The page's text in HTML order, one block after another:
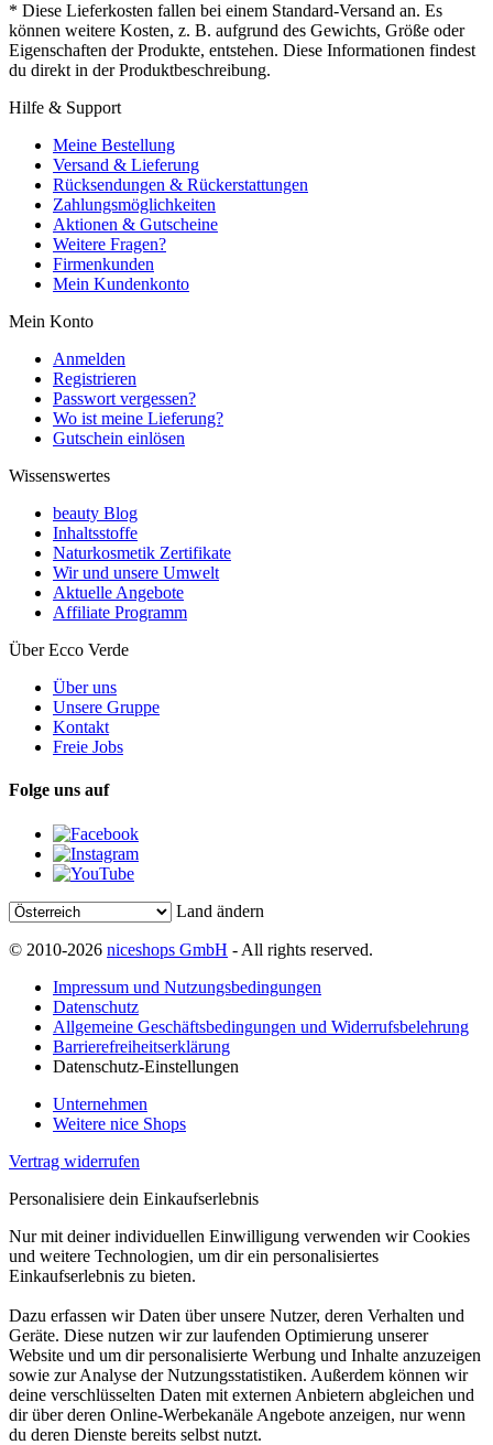
* Diese Lieferkosten fallen bei einem Standard-Versand an. Es
können weitere Kosten, z. B. aufgrund des Gewichts, Größe oder
Eigenschaften der Produkte, entstehen. Diese Informationen findest
du direkt in der Produktbeschreibung.
Hilfe & Support
Meine Bestellung
Versand & Lieferung
Rücksendungen & Rückerstattungen
Zahlungsmöglichkeiten
Aktionen & Gutscheine
Weitere Fragen?
Firmenkunden
Mein Kundenkonto
Mein Konto
Anmelden
Registrieren
Passwort vergessen?
Wo ist meine Lieferung?
Gutschein einlösen
Wissenswertes
beauty Blog
Inhaltsstoffe
Naturkosmetik Zertifikate
Wir und unsere Umwelt
Aktuelle Angebote
Affiliate Programm
Über Ecco Verde
Über uns
Unsere Gruppe
Kontakt
Freie Jobs
Folge uns auf
Land ändern
© 2010-2026 niceshops GmbH - All rights reserved.
Impressum und Nutzungsbedingungen
Datenschutz
Allgemeine Geschäftsbedingungen und Widerrufsbelehrung
Barrierefreiheitserklärung
Datenschutz-Einstellungen
Unternehmen
Weitere nice Shops
Vertrag widerrufen
Personalisiere dein Einkaufserlebnis
Nur mit deiner individuellen Einwilligung verwenden wir Cookies
und weitere Technologien, um dir ein personalisiertes
Einkaufserlebnis zu bieten.
Dazu erfassen wir Daten über unsere Nutzer, deren Verhalten und
Geräte. Diese nutzen wir zur laufenden Optimierung unserer
Website und um dir personalisierte Werbung und Inhalte anzuzeigen
sowie zur Analyse der Nutzungsstatistiken. Außerdem können wir
deine verschlüsselten Daten mit externen Anbietern abgleichen und
dir über deren Online-Werbekanäle Angebote anzeigen, nur wenn
du deren Dienste bereits selbst nutzt.